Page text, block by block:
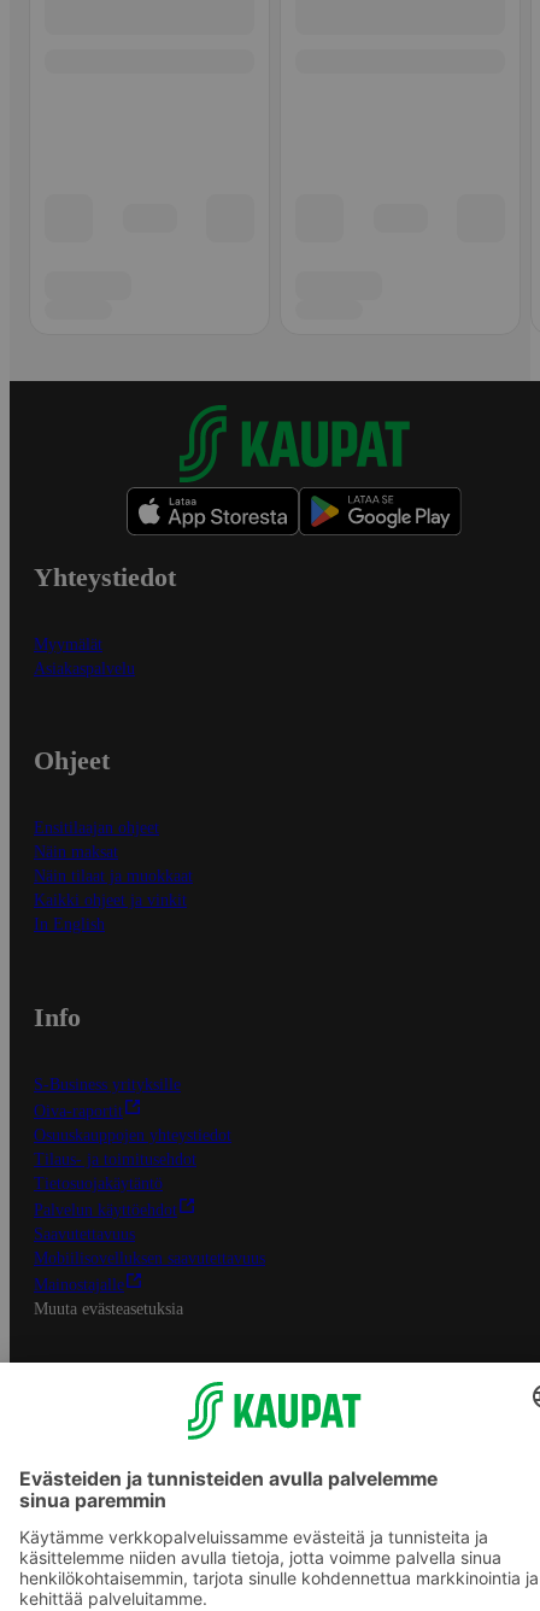
Yhteystiedot
Myymälät
Asiakaspalvelu
Ohjeet
Ensitilaajan ohjeet
Näin maksat
Näin tilaat ja muokkaat
Kaikki ohjeet ja vinkit
In English
Info
S-Business yrityksille
Oiva-raportit
Osuuskauppojen yhteystiedot
Tilaus- ja toimitusehdot
Tietosuojakäytäntö
Palvelun käyttöehdot
Saavutettavuus
Mobiilisovelluksen saavutettavuus
Mainostajalle
Muuta evästeasetuksia
S-ryhmän palvelut
S-ryhmä
Asiakasomistajuus
S-ostoslista -sovellus
Prisma.fi
Sokos.fi